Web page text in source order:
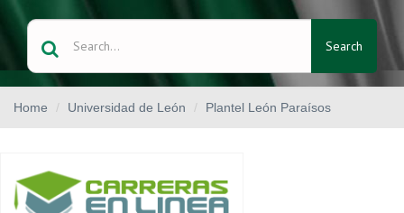
Search
Home Universidad de León Plantel León Paraísos